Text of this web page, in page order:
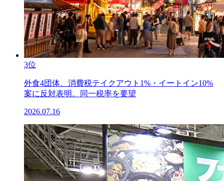
3位
外食4団体、消費税テイクアウト1%・イートイン10%
案に反対表明。同一税率を要望
2026.07.16